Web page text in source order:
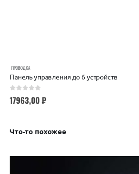
ПРОВОДКА
Панель управления до 6 устройств
17963,00₽
Что-то похожее